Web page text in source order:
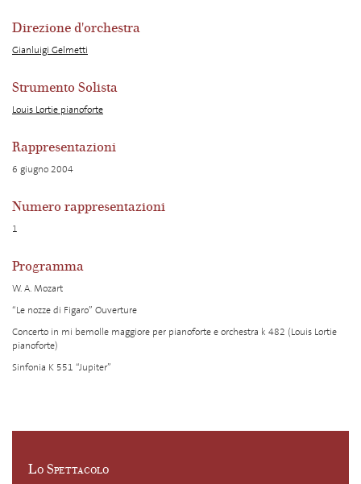
Direzione d'orchestra
Gianluigi Gelmetti
Strumento Solista
Louis Lortie pianoforte
Rappresentazioni
6 giugno 2004
Numero rappresentazioni
1
Programma
W. A. Mozart
“Le nozze di Figaro” Ouverture
Concerto in mi bemolle maggiore per pianoforte e orchestra k 482 (Louis Lortie
pianoforte)
Sinfonia K 551 “Jupiter”
Lo Spettacolo